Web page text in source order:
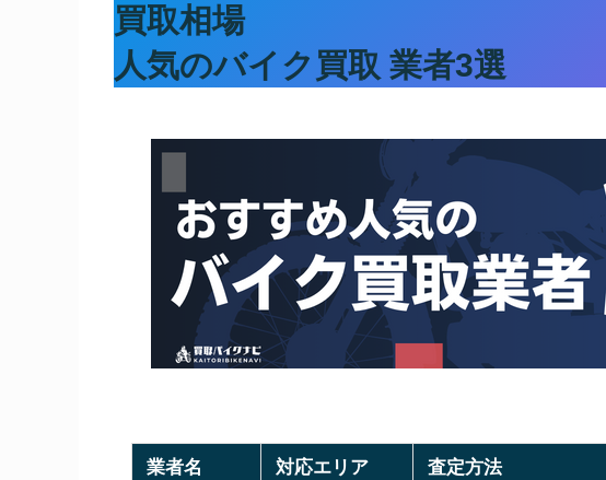
買取相場
人気のバイク買取 業者3選
業者名 対応エリア 査定方法